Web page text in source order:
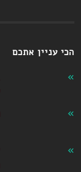
הכי עניין אתכם